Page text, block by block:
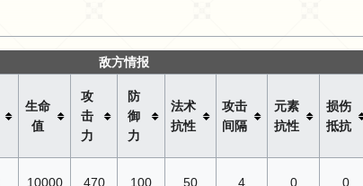
敌方情报
生命
值
攻
击
力
防
御
力
法术
抗性
攻击
间隔
元素
抗性
损伤
抵抗
10000 470 100 50 4 0 0